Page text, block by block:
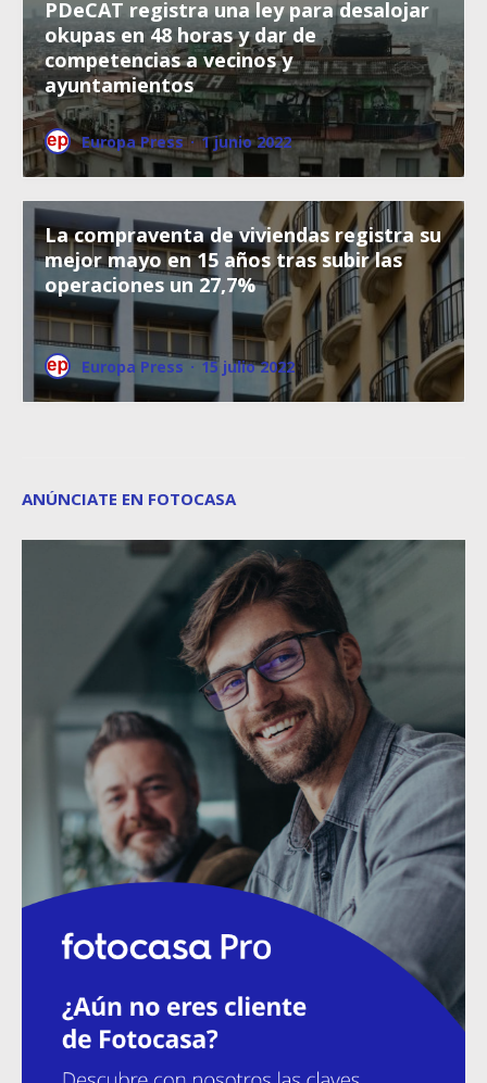
PDeCAT registra una ley para desalojar
okupas en 48 horas y dar de
competencias a vecinos y
ayuntamientos
Europa Press · 1 junio 2022
La compraventa de viviendas registra su
mejor mayo en 15 años tras subir las
operaciones un 27,7%
Europa Press · 15 julio 2022
ANÚNCIATE EN FOTOCASA